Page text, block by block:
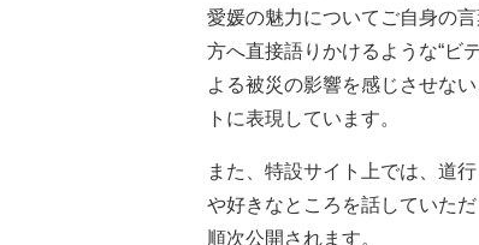
愛媛の魅力についてご自身の
方へ直接語りかけるような“ビ
よる被災の影響を感じさせな
トに表現しています。
また、特設サイト上では、道
や好きなところを話していた
順次公開されます。